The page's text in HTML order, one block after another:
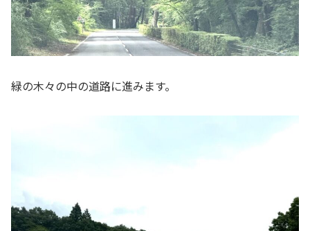
緑の木々の中の道路に進みます。